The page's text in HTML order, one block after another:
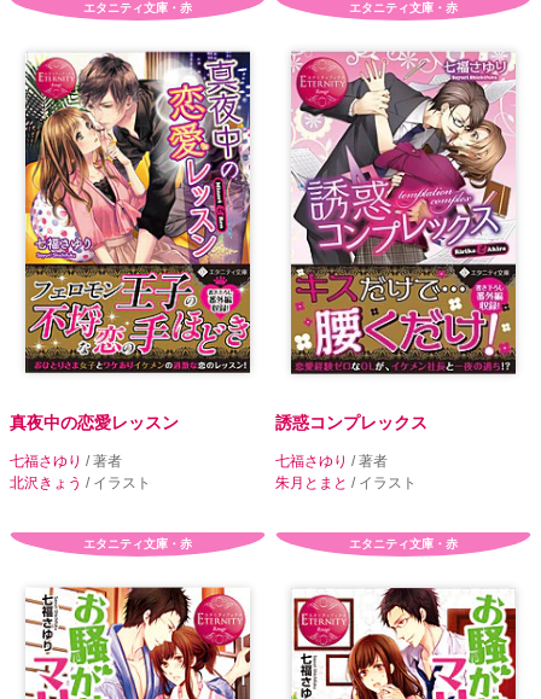
エタニティ文庫・赤
真夜中の恋愛レッスン
七福さゆり / 著者
北沢きょう / イラスト
エタニティ文庫・赤
誘惑コンプレックス
七福さゆり / 著者
朱月とまと / イラスト
エタニティ文庫・赤 エタニティ文庫・赤